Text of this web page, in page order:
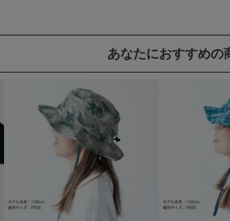
あなたにおすすめの